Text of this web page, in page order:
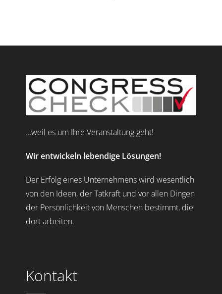
…weil es um Ihre Veranstaltung geht!
Wir entwickeln lebendige Lösungen!
Der Erfolg eines Unternehmens wird wesentlich
von den Ideen, der Tatkraft und vor allen Dingen
der Persönlichkeit von Menschen bestimmt, die
dort arbeiten.
Kontakt